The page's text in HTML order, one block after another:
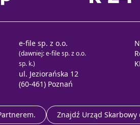
e-file sp. z o.o.
(dawniej: e-file sp. z o.o.
sp. k.)
ul. Jeziorańska 12
(60-461) Poznań
Znajdź Urząd Skarbowy